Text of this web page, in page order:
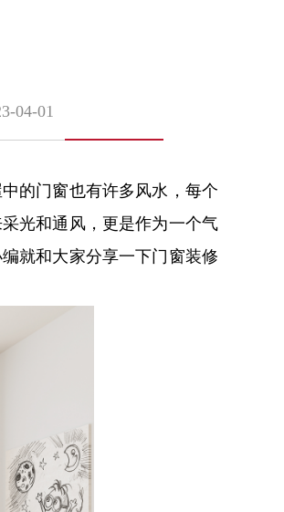
04-01
的门窗也有许多风水，每个
光和通风，更是作为一个气
就和大家分享一下门窗装修